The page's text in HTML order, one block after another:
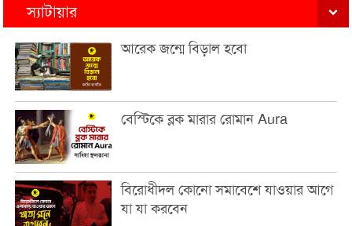
স্যাটায়ার
আরেক জন্মে বিড়াল হবো
বেস্টিকে ব্লক মারার রোমান Aura
বিরোধীদল কোনো সমাবেশে যাওয়ার আগে
যা যা করবেন